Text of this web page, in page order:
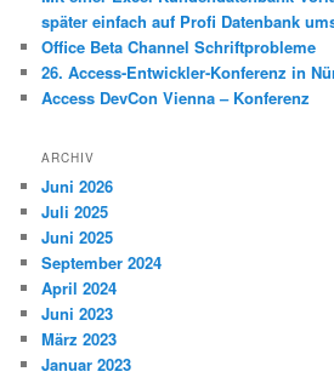
später einfach auf Profi Datenbank
Office Beta Channel Schriftprobleme
26. Access-Entwickler-Konferenz in
Access DevCon Vienna – Konferenz
ARCHIV
Juni 2026
Juli 2025
Juni 2025
September 2024
April 2024
Juni 2023
März 2023
Januar 2023